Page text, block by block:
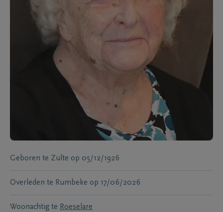
Geboren te Zulte op 05/12/1926
Overleden te Rumbeke op 17/06/2026
Woonachtig te Roeselare